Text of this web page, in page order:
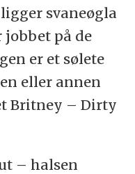
svaneøgla
på de
er et sølete
eller annen
Britney – Dirty
– halsen